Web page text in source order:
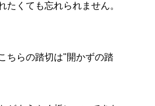
くても忘れられません。
ちらの踏切は"開かずの踏